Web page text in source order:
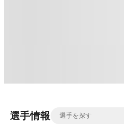
選手情報